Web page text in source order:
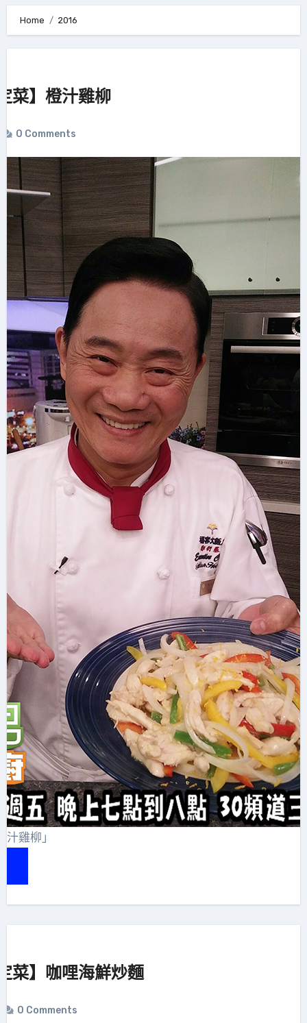
Home 2016
菜】橙汁雞柳
0 Comments
雞柳」
菜】咖哩海鮮炒麵
0 Comments